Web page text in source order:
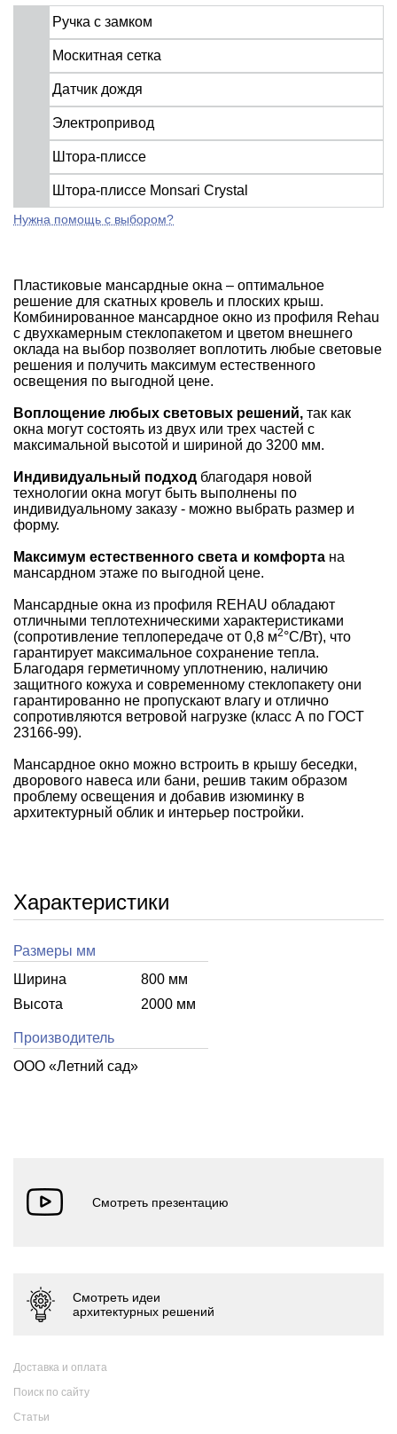
Ручка с замком
Москитная сетка
Датчик дождя
Электропривод
Штора-плиссе
Штора-плиссе Monsari Crystal
Нужна помощь с выбором?
Пластиковые мансардные окна – оптимальное
решение для скатных кровель и плоских крыш.
Комбинированное мансардное окно из профиля Rehau
с двухкамерным стеклопакетом и цветом внешнего
оклада на выбор позволяет воплотить любые световые
решения и получить максимум естественного
освещения по выгодной цене.
Воплощение любых световых решений, так как
окна могут состоять из двух или трех частей с
максимальной высотой и шириной до 3200 мм.
Индивидуальный подход благодаря новой
технологии окна могут быть выполнены по
индивидуальному заказу - можно выбрать размер и
форму.
Максимум естественного света и комфорта на
мансардном этаже по выгодной цене.
Мансардные окна из профиля REHAU обладают
отличными теплотехническими характеристиками
(сопротивление теплопередаче от 0,8 м2°С/Вт), что
гарантирует максимальное сохранение тепла.
Благодаря герметичному уплотнению, наличию
защитного кожуха и современному стеклопакету они
гарантированно не пропускают влагу и отлично
сопротивляются ветровой нагрузке (класс А по ГОСТ
23166-99).
Мансардное окно можно встроить в крышу беседки,
дворового навеса или бани, решив таким образом
проблему освещения и добавив изюминку в
архитектурный облик и интерьер постройки.
Характеристики
Размеры мм
Ширина
800 мм
Высота
2000 мм
Производитель
ООО «Летний cад»
Доставка и оплата
Поиск по сайту
Статьи